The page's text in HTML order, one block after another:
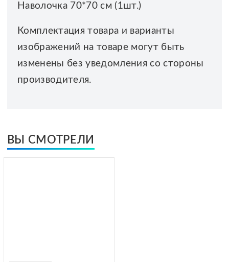
Наволочка 70*70 см (1шт.)
Комплектация товара и варианты
изображений на товаре могут быть
изменены без уведомления со стороны
производителя.
ВЫ СМОТРЕЛИ